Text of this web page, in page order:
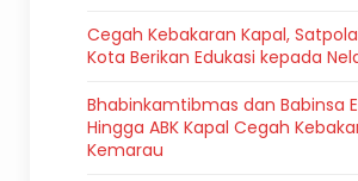
Cegah Kebakaran Kapal,
Kota Berikan Edukasi kepada
Bhabinkamtibmas dan Babinsa
Hingga ABK Kapal Cegah
Kemarau